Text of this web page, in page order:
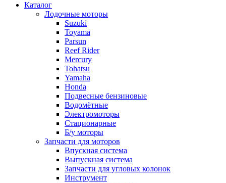
Каталог
Лодочные моторы
Suzuki
Toyama
Parsun
Reef Rider
Mercury
Tohatsu
Yamaha
Honda
Подвесные бензиновые
Водомётные
Электромоторы
Стационарные
Б/у моторы
Запчасти для моторов
Впускная система
Выпускная система
Запчасти для угловых колонок
Инструмент